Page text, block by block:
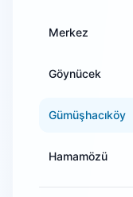
Merkez
Göynücek
Gümüşhacıköy
Hamamözü